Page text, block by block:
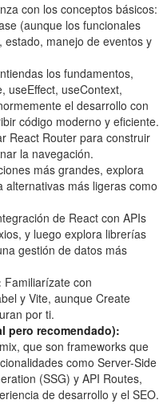
con los conceptos básicos:
(aunque los funcionales
manejo de eventos y
los fundamentos,
useEffect, useContext,
el desarrollo con
código moderno y eficiente.
React Router para construir
la navegación.
más grandes, explora
más ligeras como
de React con APIs
y luego explora librerías
gestión de datos más
Familiarízate con
y Vite, aunque Create
por ti.
pero recomendado):
que son frameworks que
como Server-Side
(SSG) y API Routes,
de desarrollo y el SEO.